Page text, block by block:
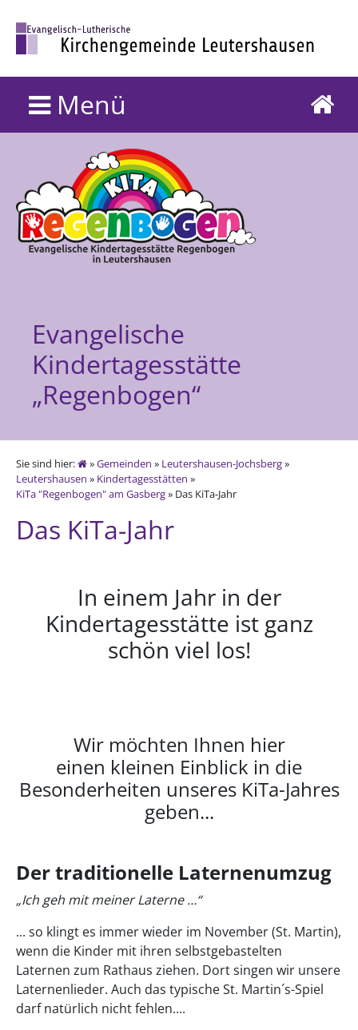
Menü
Evangelische
Kindertagesstätte
„Regenbogen“
Sie sind hier: »Gemeinden » Leutershausen-Jochsberg»
Leutershausen » Kindertagesstätten »
KiTa "Regenbogen" am Gasberg» Das KiTa-Jahr
Das KiTa-Jahr
In einem Jahr in der
Kindertagesstätte ist ganz
schön viel los!
Wir möchten Ihnen hier
einen kleinen Einblick in die
Besonderheiten unseres KiTa-Jahres
geben...
Der traditionelle Laternenumzug
„Ich geh mit meiner Laterne …“
... so klingt es immer wieder im November (St. Martin),
wenn die Kinder mit ihren selbstgebastelten
Laternen zum Rathaus ziehen. Dort singen wir unsere
Laternenlieder. Auch das typische St. Martin´s-Spiel
darf natürlich nicht fehlen....